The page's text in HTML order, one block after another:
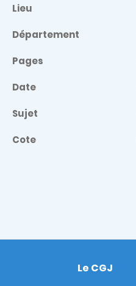
Lieu
Département
Pages
Date
Sujet
Cote
Footer
Le CGJ